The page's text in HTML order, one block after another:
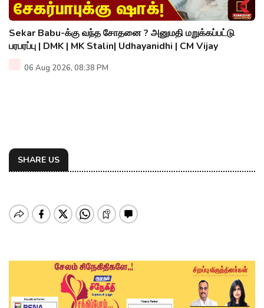
Sekar Babu-க்கு வந்த சோதனை ? அனுமதி மறுக்கப்பட்டு
பரபரப்பு | DMK | MK Stalin| Udhayanidhi | CM Vijay
06 Aug 2026, 08:38 PM
SHARE US